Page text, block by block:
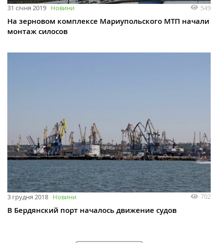
31 січня 2019 Новини 549
На зерновом комплексе Мариупольского МТП начали
монтаж силосов
3 грудня 2018 Новини 702
В Бердянский порт началось движение судов